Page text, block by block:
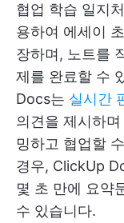
협업 학습 일지
용하여 에세이
장하며, 노트를
제를 완료할 수
Docs는 실시간
의견을 제시하
밍하고 협업할
경우, ClickUp
몇 초 만에 요약
수 있습니다.